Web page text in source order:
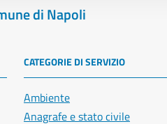
di Napoli
CATEGORIE DI SERVIZIO
Ambiente
Anagrafe e stato civile